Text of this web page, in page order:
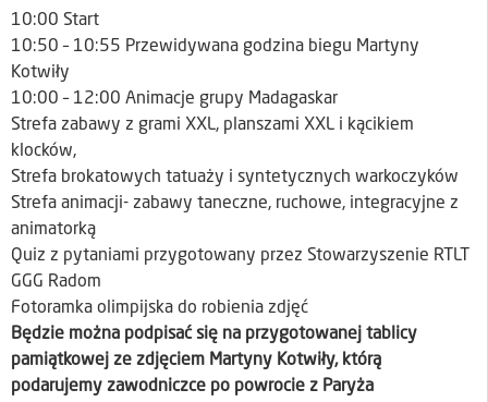
10:00 Start
10:50 – 10:55 Przewidywana godzina biegu Martyny
Kotwiły
10:00 – 12:00 Animacje grupy Madagaskar
Strefa zabawy z grami XXL, planszami XXL i kącikiem
klocków,
Strefa brokatowych tatuaży i syntetycznych warkoczyków
Strefa animacji- zabawy taneczne, ruchowe, integracyjne z
animatorką
Quiz z pytaniami przygotowany przez Stowarzyszenie RTLT
GGG Radom
Fotoramka olimpijska do robienia zdjęć
Będzie można podpisać się na przygotowanej tablicy
pamiątkowej ze zdjęciem Martyny Kotwiły, którą
podarujemy zawodniczce po powrocie z Paryża